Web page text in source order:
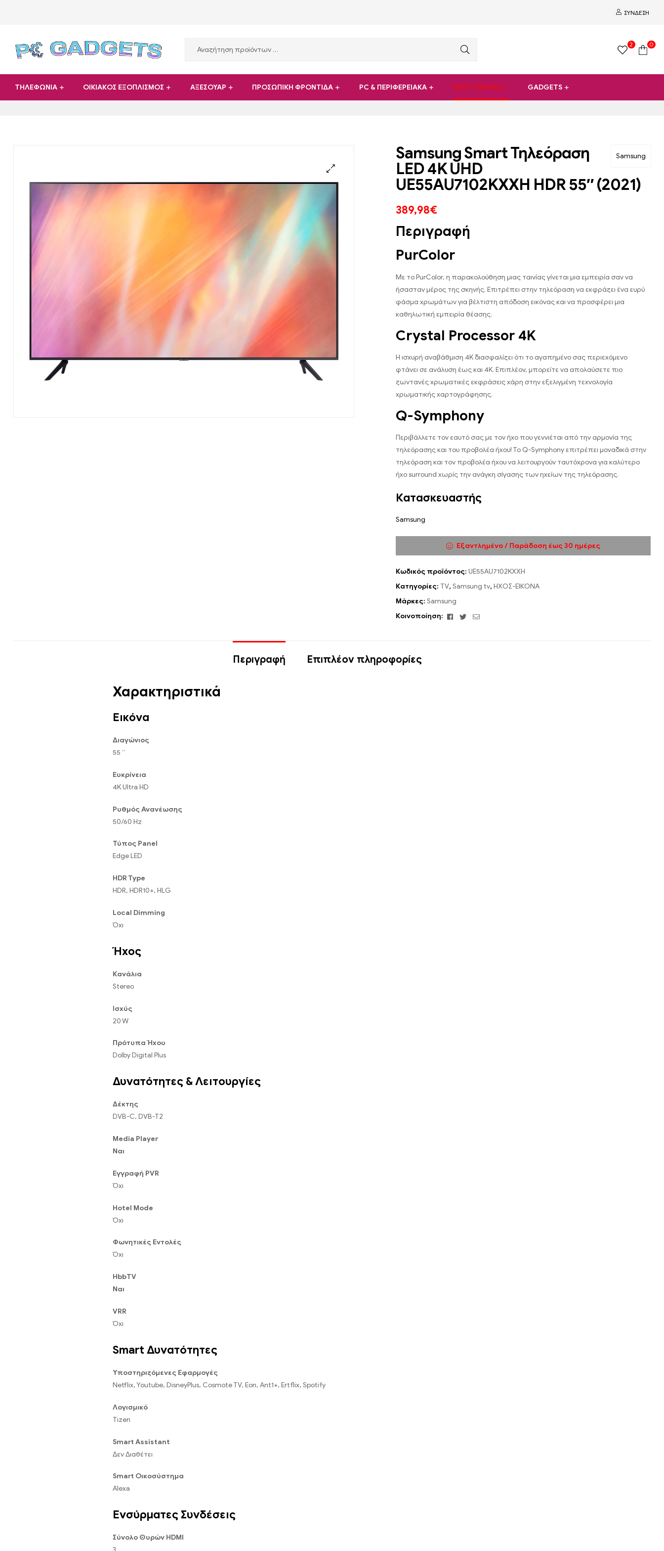
ΣΎΝΔΕΣΗ
PC
Gadgets
Αναλώσιμα
Hardware
Αναλώσιμα
2 0
ΤΗΛΕΦΩΝΙΑ ΟΙΚΙΑΚΟΣ ΕΞΟΠΛΙΣΜΟΣ ΑΞΕΣΟΥΑΡ ΠΡΟΣΩΠΙΚΗ ΦΡΟΝΤΙΔΑ PC & ΠΕΡΙΦΕΡΕΙΑΚΑ ΗΧΟΣ-ΕΙΚΟΝΑ GADGETS
Samsung
Samsung Smart Τηλεόραση
LED 4K UHD
UE55AU7102KXXH HDR 55″ (2021)
389,98€
Περιγραφή
PurColor
Με το PurColor, η παρακολούθηση μιας ταινίας γίνεται μια εμπειρία σαν να
ήσασταν μέρος της σκηνής. Επιτρέπει στην τηλεόραση να εκφράζει ένα ευρύ
φάσμα χρωμάτων για βέλτιστη απόδοση εικόνας και να προσφέρει μια
καθηλωτική εμπειρία θέασης.
Crystal Processor 4K
Η ισχυρή αναβάθμιση 4K διασφαλίζει ότι το αγαπημένο σας περιεχόμενο
φτάνει σε ανάλυση έως και 4K. Επιπλέον, μπορείτε να απολαύσετε πιο
ζωντανές χρωματικές εκφράσεις χάρη στην εξελιγμένη τεχνολογία
χρωματικής χαρτογράφησης.
Q-Symphony
Περιβάλλετε τον εαυτό σας με τον ήχο που γεννιέται από την αρμονία της
τηλεόρασης και του προβολέα ήχου! Το Q-Symphony επιτρέπει μοναδικά στην
τηλεόραση και τον προβολέα ήχου να λειτουργούν ταυτόχρονα για καλύτερο
ήχο surround χωρίς την ανάγκη σίγασης των ηχείων της τηλεόρασης.
Κατασκευαστής
Samsung
Εξαντλημένο / Παράδοση έως 30 ημέρες
Κωδικός προϊόντος: UE55AU7102KXXH
Κατηγορίες: TV, Samsung tv, ΗΧΟΣ-ΕΙΚΟΝΑ
Μάρκες: Samsung
Κοινοποίηση:
Facebook
TwitterEmail
Περιγραφή Επιπλέον πληροφορίες
Χαρακτηριστικά
Εικόνα
Διαγώνιος
55 “
Ευκρίνεια
4K Ultra HD
Ρυθμός Ανανέωσης
50/60 Hz
Τύπος Panel
Edge LED
HDR Type
HDR, HDR10+, HLG
Local Dimming
Όχι
Ήχος
Κανάλια
Stereo
Ισχύς
20 W
Πρότυπα Ήχου
Dolby Digital Plus
Δυνατότητες & Λειτουργίες
Δέκτης
DVB-C, DVB-T2
Media Player
Ναι
Εγγραφή PVR
Όχι
Hotel Mode
Όχι
Φωνητικές Εντολές
Όχι
HbbTV
Ναι
VRR
Όχι
Smart Δυνατότητες
Υποστηριζόμενες Εφαρμογές
Netflix, Youtube, DisneyPlus, Cosmote TV, Eon, Ant1+, Ertflix, Spotify
Λογισμικό
Tizen
Smart Assistant
Δεν Διαθέτει
Smart Οικοσύστημα
Alexa
Ενσύρματες Συνδέσεις
Σύνολο Θυρών HDMI